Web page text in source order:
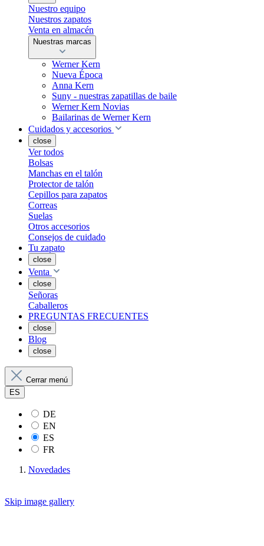
Nuestro equipo
Nuestros zapatos
Venta en almacén
Nuestras marcas
Werner Kern
Nueva Época
Anna Kern
Suny - nuestras zapatillas de baile
Werner Kern Novias
Bailarinas de Werner Kern
Cuidados y accesorios
close
Ver todos
Bolsas
Manchas en el talón
Protector de talón
Cepillos para zapatos
Correas
Suelas
Otros accesorios
Consejos de cuidado
Tu zapato
close
Venta
close
Señoras
Caballeros
PREGUNTAS FRECUENTES
close
Blog
close
Cerrar menú
ES
DE
EN
ES
FR
Novedades
Skip image gallery